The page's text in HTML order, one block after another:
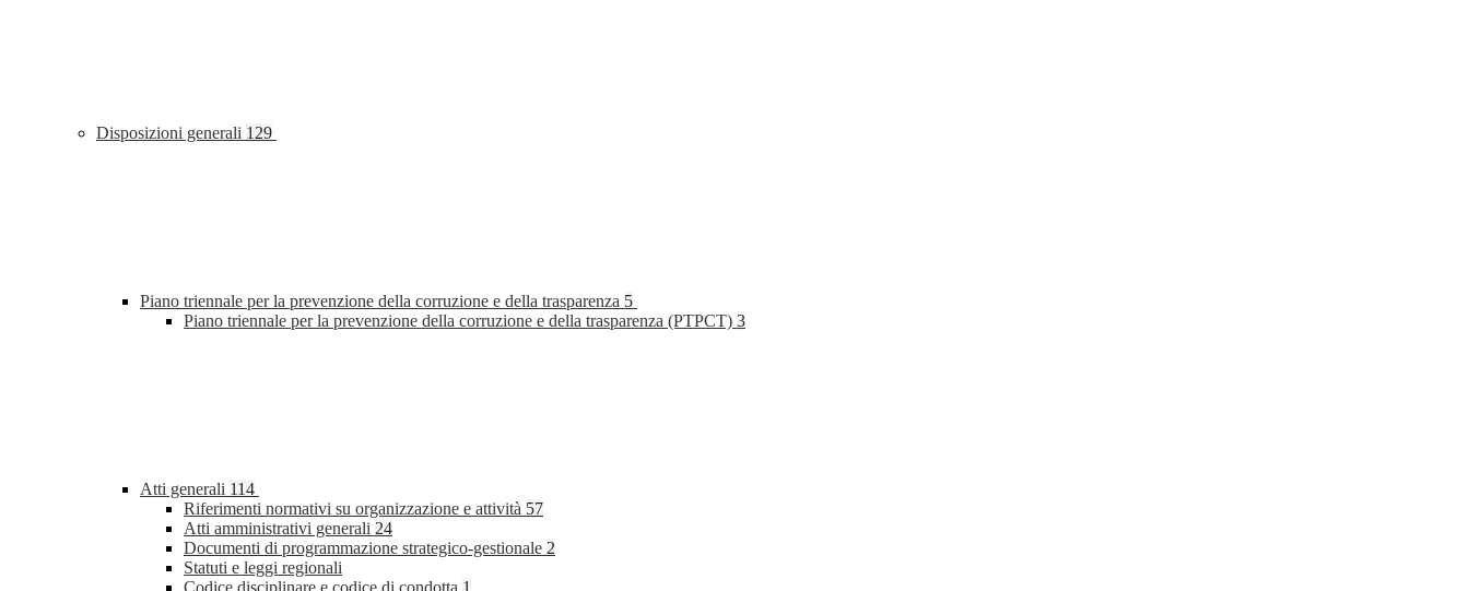
Disposizioni generali 129
Piano triennale per la prevenzione della corruzione e della trasparenza 5
Piano triennale per la prevenzione della corruzione e della trasparenza (PTPCT) 3
Atti generali 114
Riferimenti normativi su organizzazione e attività 57
Atti amministrativi generali 24
Documenti di programmazione strategico-gestionale 2
Statuti e leggi regionali